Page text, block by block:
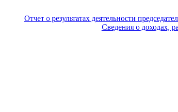
Отчет о результатах деятельности
Сведения о доходах,